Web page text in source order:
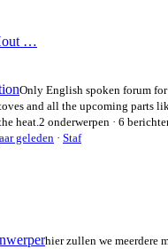
…
Only English spoken forum
and all the upcoming parts
heat.2 onderwerpen · 6
geleden · Staf
hier zullen we meerdere